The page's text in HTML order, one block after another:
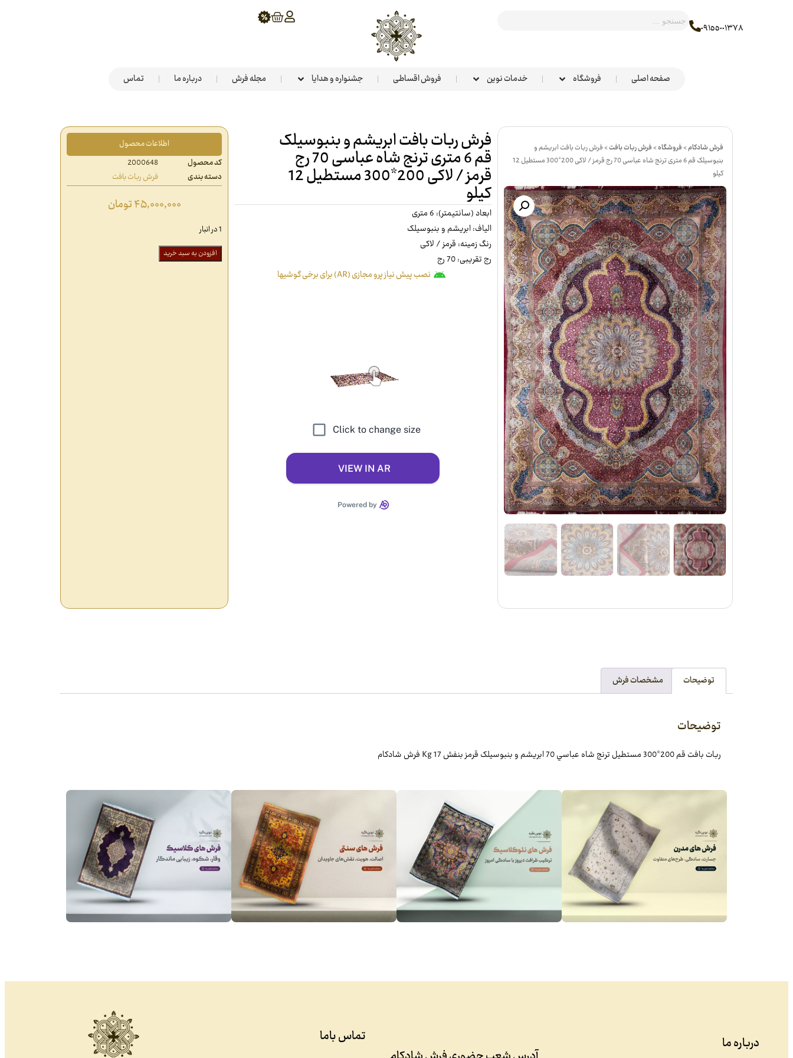
٠٩١٥٥٠٠١٣٧٨
صفحه اصلی فروشگاه خدمات نوین فروش اقساطی جشنواره و هدایا مجله فرش درباره ما تماس
فرش شادکام>فروشگاه>فرش ربات بافت>فرش ربات بافت ابریشم و
بنبوسیلک قم 6 متری ترنج شاه عباسی 70 رج قرمز / لاکی 200*300 مستطیل 12
کیلو
فرش ربات بافت ابریشم و بنبوسیلک
قم 6 متری ترنج شاه عباسی 70 رج
قرمز / لاکی 200*300 مستطیل 12
کیلو
ابعاد (سانتیمتر): 6 متری
الیاف: ابریشم و بنبوسیلک
رنگ زمینه: قرمز / لاکی
رج تقریبی: 70 رج
نصب پیش نیاز پرو مجازی (AR) برای برخی گوشیها
اطلاعات محصول
کد محصول
2000648
دسته بندی
فرش ربات بافت
۴۵,۰۰۰,۰۰۰تومان
1 در انبار
افزودن به سبد خرید
توضیحات مشخصات فرش
توضیحات
ربات بافت قم 200*300 مستطيل ترنج شاه عباسي 70 ابريشم و بنبوسيلک قرمز بنفش 17 Kg فرش شادکام
درباره ما تماس باما